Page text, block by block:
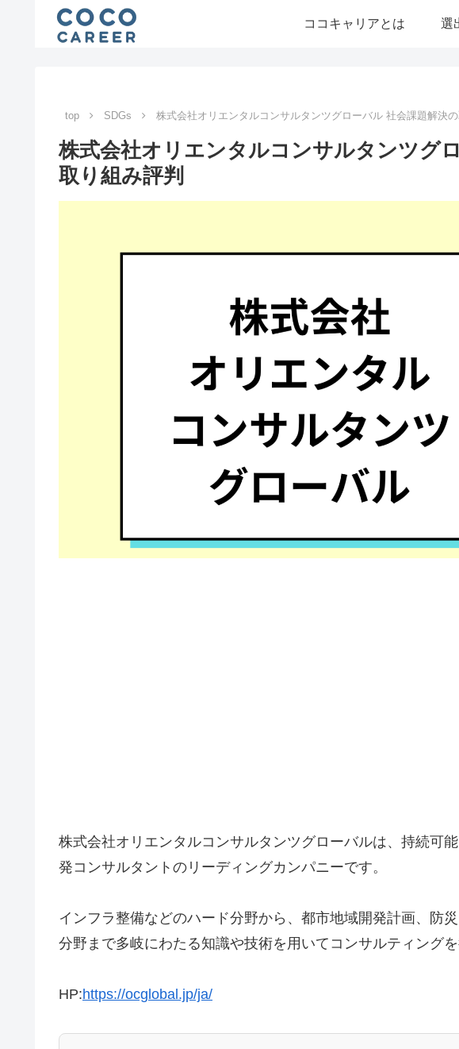
ココキャリアとは 選
top SDGs 株式会社オリエンタルコンサルタンツグローバル 社会課題解決
株式会社オリエンタルコンサルタンツグ
取り組み評判
株式会社オリエンタルコンサルタンツグローバルは、持続可
発コンサルタントのリーディングカンパニーです。
インフラ整備などのハード分野から、都市地域開発計画、防
分野まで多岐にわたる知識や技術を用いてコンサルティングを
HP:https://ocglobal.jp/ja/